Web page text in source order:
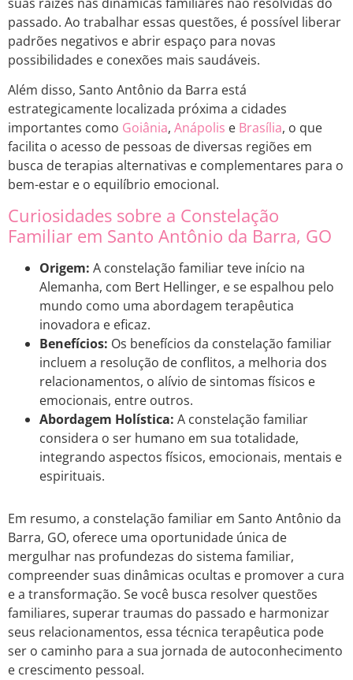
passado. Ao trabalhar essas questões, é possível liberar
padrões negativos e abrir espaço para novas
possibilidades e conexões mais saudáveis.
Além disso, Santo Antônio da Barra está
estrategicamente localizada próxima a cidades
importantes como Goiânia, Anápolis e Brasília, o que
facilita o acesso de pessoas de diversas regiões em
busca de terapias alternativas e complementares para o
bem-estar e o equilíbrio emocional.
Curiosidades sobre a Constelação
Familiar em Santo Antônio da Barra, GO
Origem: A constelação familiar teve início na
Alemanha, com Bert Hellinger, e se espalhou pelo
mundo como uma abordagem terapêutica
inovadora e eficaz.
Benefícios: Os benefícios da constelação familiar
incluem a resolução de conflitos, a melhoria dos
relacionamentos, o alívio de sintomas físicos e
emocionais, entre outros.
Abordagem Holística: A constelação familiar
considera o ser humano em sua totalidade,
integrando aspectos físicos, emocionais, mentais e
espirituais.
Em resumo, a constelação familiar em Santo Antônio da
Barra, GO, oferece uma oportunidade única de
mergulhar nas profundezas do sistema familiar,
compreender suas dinâmicas ocultas e promover a cura
e a transformação. Se você busca resolver questões
familiares, superar traumas do passado e harmonizar
seus relacionamentos, essa técnica terapêutica pode
ser o caminho para a sua jornada de autoconhecimento
e crescimento pessoal.